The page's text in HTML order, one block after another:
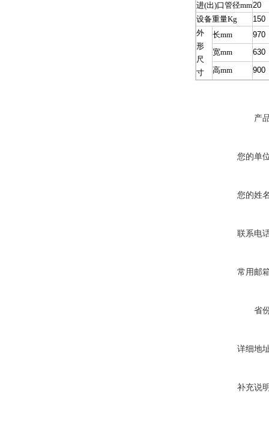
进(出)口管径mm20
设备重量Kg
150
外
形
尺
寸
长mm
970
宽mm
630
高mm
900
产
您的单
您的姓
联系电
常用邮
省
详细地
补充说